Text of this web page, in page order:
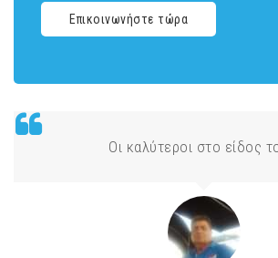
Επικοινωνήστε τώρα
Οι καλύτεροι στο είδος